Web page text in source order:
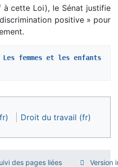
à cette Loi), le Sénat justifie
positive » pour
femmes et les enfants
Droit du travail (fr)
des pages liées Version